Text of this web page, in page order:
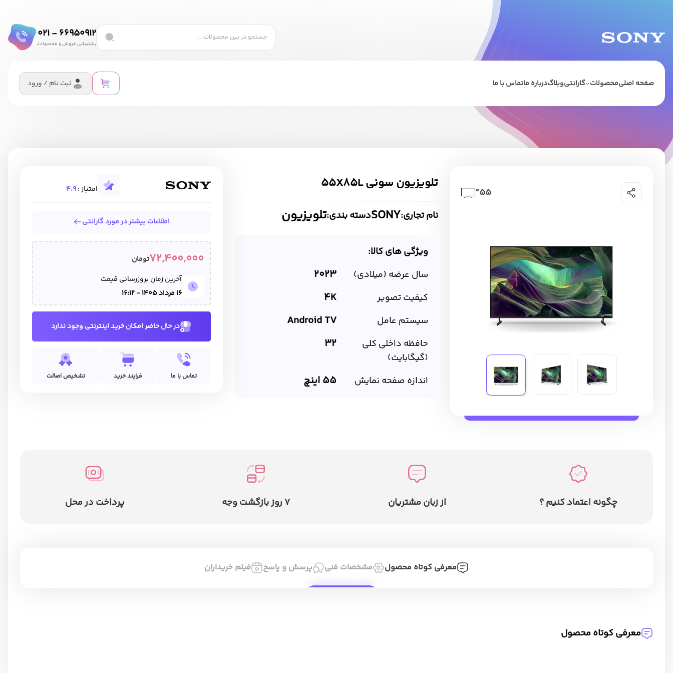
66950912 - 021
پشتیبانی فروش و محصولات
صفحه اصلیمحصولات گارانتیوبلاگدرباره ماتماس با ما ثبت نام / ورود
55”
تلویزیون سونی 55X85L
نام تجاری:SONYدسته بندی:تلویزیون
ویژگی های کالا:
سال عرضه (میلادی)
2023
کیفیت تصویر 4K
سیستم عامل Android TV
حافظه داخلی کلی
(گیگابایت)
32
اندازه صفحه نمایش 55 اینچ
امتیاز :4.9
اطلاعات بیشتر در مورد گارانتی
72,400,000تومان
آخرین زمان بروزرسانی قیمت
16 مرداد 1405 - 16:12
در حال حاضر امکان خرید اینترنتی وجود ندارد
تماس با ما فرایند خرید تشخیص اصالت
چگونه اعتماد کنیم ؟ از زبان مشتریان 7 روز بازگشت وجه پرداخت در محل
معرفی کوتاه محصول مشخصات فنی پرسش و پاسخ فیلم خریداران
معرفی کوتاه محصول